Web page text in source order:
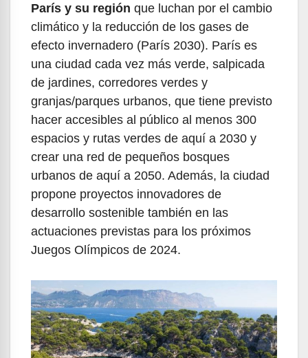
París y su región que luchan por el cambio
climático y la reducción de los gases de
efecto invernadero (París 2030). París es
una ciudad cada vez más verde, salpicada
de jardines, corredores verdes y
granjas/parques urbanos, que tiene previsto
hacer accesibles al público al menos 300
espacios y rutas verdes de aquí a 2030 y
crear una red de pequeños bosques
urbanos de aquí a 2050. Además, la ciudad
propone proyectos innovadores de
desarrollo sostenible también en las
actuaciones previstas para los próximos
Juegos Olímpicos de 2024.